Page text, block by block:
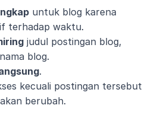
untuk blog karena
terhadap waktu.
judul postingan blog,
nama blog.
.
kecuali postingan tersebut
berubah.